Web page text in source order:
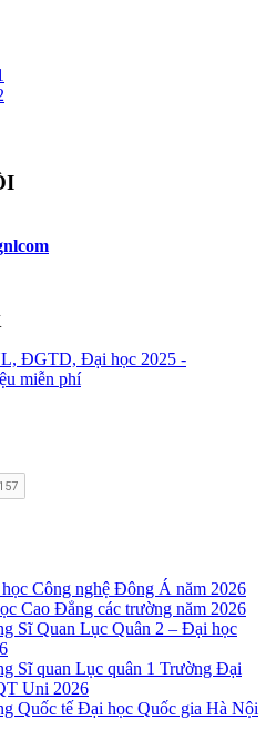
ĐGTD, Đại học 2025 -
miễn phí
Công nghệ Đông Á năm 2026
Cao Đẳng các trường năm 2026
Sĩ Quan Lục Quân 2 – Đại học
Sĩ quan Lục quân 1 Trường Đại
Uni 2026
Quốc tế Đại học Quốc gia Hà Nội